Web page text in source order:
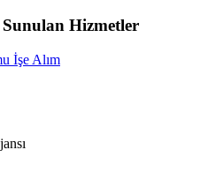
Sunulan Hizmetler
İşe Alım